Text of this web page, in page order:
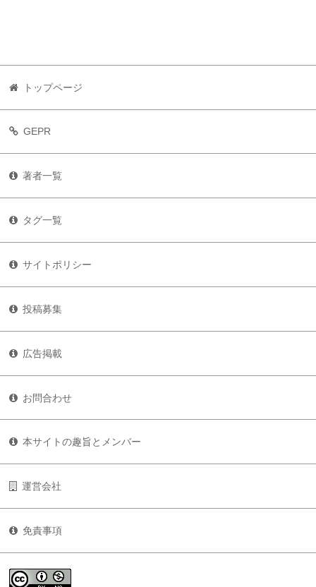
トップページ
GEPR
著者一覧
タグ一覧
サイトポリシー
投稿募集
広告掲載
お問合わせ
本サイトの趣旨とメンバー
運営会社
免責事項